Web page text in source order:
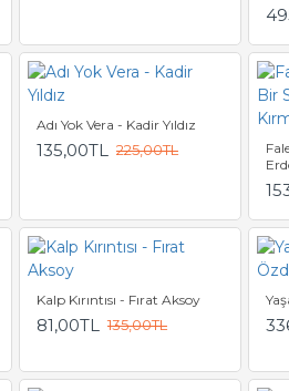
Adı Yok Vera - Kadir Yıldız
135,00TL 225,00TL
Kalp Kırıntısı - Fırat Aksoy
81,00TL 135,00TL